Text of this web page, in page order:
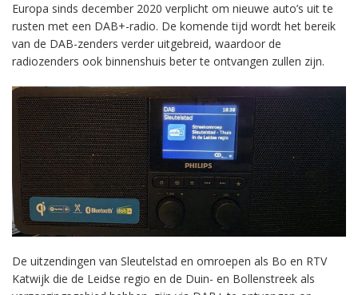
Europa sinds december 2020 verplicht om nieuwe auto’s uit te
rusten met een DAB+-radio. De komende tijd wordt het bereik
van de DAB-zenders verder uitgebreid, waardoor de
radiozenders ook binnenshuis beter te ontvangen zullen zijn.
De uitzendingen van Sleutelstad en omroepen als Bo en RTV
Katwijk die de Leidse regio en de Duin- en Bollenstreek als